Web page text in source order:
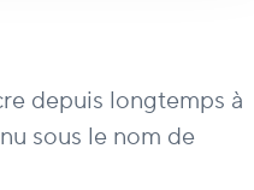
depuis longtemps à
sous le nom de